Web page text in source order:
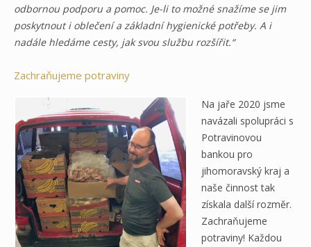
odbornou podporu a pomoc. Je-li to možné snažíme se jim
poskytnout i oblečení a základní hygienické potřeby. A i
nadále hledáme cesty, jak svou službu rozšířit.“
Zachraňujeme potraviny
Na jaře 2020 jsme
navázali spolupráci s
Potravinovou
bankou pro
jihomoravský kraj a
naše činnost tak
získala další rozměr.
Zachraňujeme
potraviny! Každou